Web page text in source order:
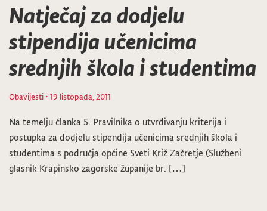
Natječaj za dodjelu
stipendija učenicima
srednjih škola i studentima
Obavijesti · 19 listopada, 2011
Na temelju članka 5. Pravilnika o utvrđivanju kriterija i
postupka za dodjelu stipendija učenicima srednjih škola i
studentima s područja općine Sveti Križ Začretje (Službeni
glasnik Krapinsko zagorske županije br. […]